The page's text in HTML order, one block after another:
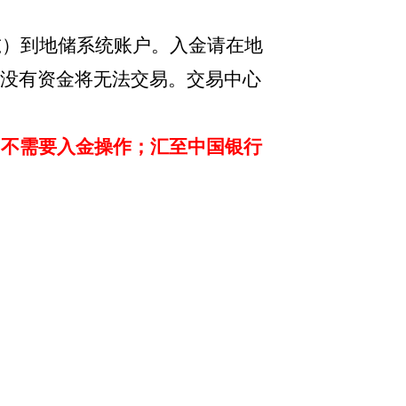
到地储系统账户。入金请在地
有资金将无法交易。交易中心
需要入金操作；汇至中国银行